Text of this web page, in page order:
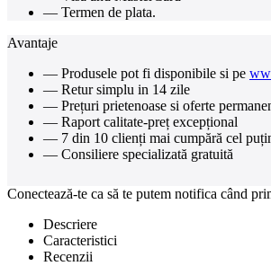
— Termen de plata.
Avantaje
— Produsele pot fi disponibile si pe
— Retur simplu in 14 zile
— Prețuri prietenoase si oferte
— Raport calitate-preț excepțional
— 7 din 10 clienți mai cumpără cel
— Consiliere specializată gratuită
Conectează-te ca să te putem notifica când
Descriere
Caracteristici
Recenzii